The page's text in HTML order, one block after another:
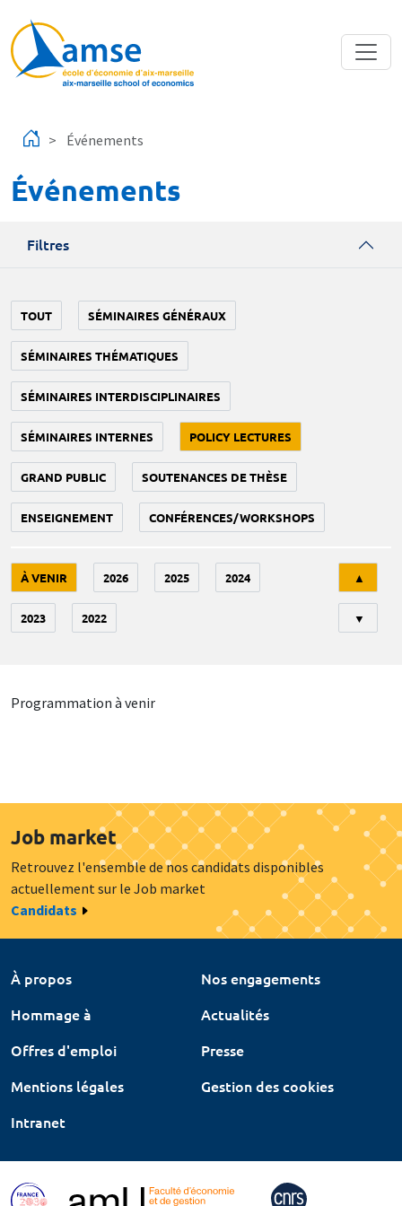
Événements
Événements
Filtres
TOUT SÉMINAIRES GÉNÉRAUX
SÉMINAIRES THÉMATIQUES
SÉMINAIRES INTERDISCIPLINAIRES
SÉMINAIRES INTERNES POLICY LECTURES
GRAND PUBLIC SOUTENANCES DE THÈSE
ENSEIGNEMENT CONFÉRENCES/WORKSHOPS
À VENIR 2026 2025 2024
2023 2022
▲
▼
Programmation à venir
Job market
Retrouvez l'ensemble de nos candidats disponibles
actuellement sur le Job market
Candidats
À propos
Nos engagements
Hommage à
Actualités
Offres d'emploi
Presse
Mentions légales
Gestion des cookies
Intranet